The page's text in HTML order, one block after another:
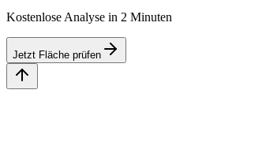
Kostenlose Analyse in 2 Minuten
Jetzt Fläche prüfen